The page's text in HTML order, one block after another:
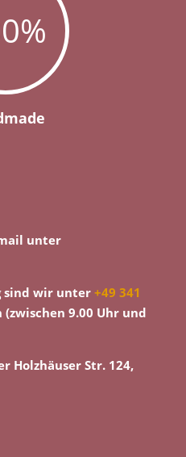
%
unter
sind wir unter +49 341
9.00 Uhr und
Holzhäuser Str. 124,